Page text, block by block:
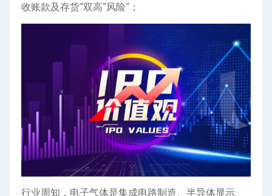
收账款及存货“双高”风险”；
行业周知，电子气体是集成电路制造、半导体显示、